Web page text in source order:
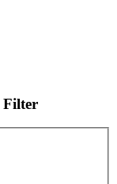
Filter